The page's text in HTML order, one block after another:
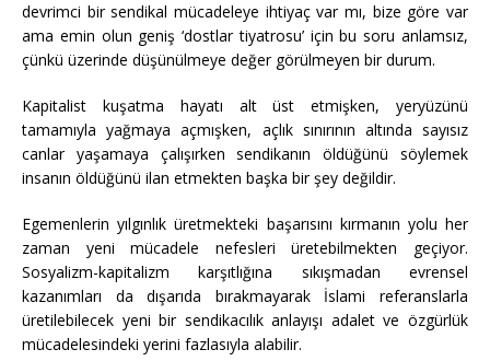
devrimci bir sendikal mücadeleye ihtiyaç var mı, bize göre var
ama emin olun geniş ‘dostlar tiyatrosu’ için bu soru anlamsız,
çünkü üzerinde düşünülmeye değer görülmeyen bir durum.
Kapitalist kuşatma hayatı alt üst etmişken, yeryüzünü
tamamıyla yağmaya açmışken, açlık sınırının altında sayısız
canlar yaşamaya çalışırken sendikanın öldüğünü söylemek
insanın öldüğünü ilan etmekten başka bir şey değildir.
Egemenlerin yılgınlık üretmekteki başarısını kırmanın yolu her
zaman yeni mücadele nefesleri üretebilmekten geçiyor.
Sosyalizm-kapitalizm karşıtlığına sıkışmadan evrensel
kazanımları da dışarıda bırakmayarak İslami referanslarla
üretilebilecek yeni bir sendikacılık anlayışı adalet ve özgürlük
mücadelesindeki yerini fazlasıyla alabilir.